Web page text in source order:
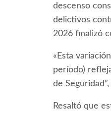
descenso
delictivos
2026 finalizó
«Esta
período)
de
Resaltó que